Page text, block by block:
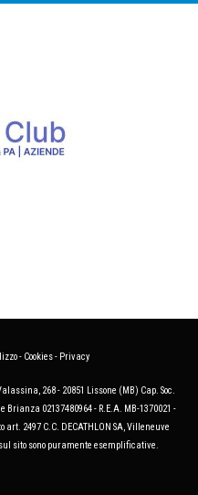
- Cookies- Privacy
268 - 20851 Lissone (MB) Cap. Soc.
Brianza 02137480964 - R.E.A. MB-1370021 -
art. 2497 C.C. DECATHLON SA, Villeneuve
sito sono puramente esemplificative.